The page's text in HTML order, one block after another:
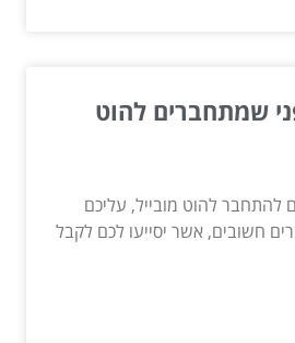
שמתחברים להוט
להתחבר להוט מובייל, עליכם
חשובים, אשר יסייעו לכם לקבל